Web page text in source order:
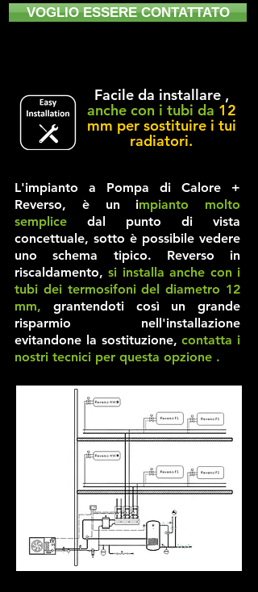
VOGLIO ESSERE CONTATTATO
Facile da installare ,
anche con i tubi da 12
mm per sostituire i tui
radiatori.
L'impianto a Pompa di Calore +
Reverso, è un impianto molto
semplice dal punto di vista
concettuale, sotto è possibile vedere
uno schema tipico. Reverso in
riscaldamento,si installa anche con i
tubi dei termosifoni del diametro 12
mm, grantendoti così un grande
risparmio nell'installazione
evitandone la sostituzione,contatta i
nostri tecnici per questa opzione .